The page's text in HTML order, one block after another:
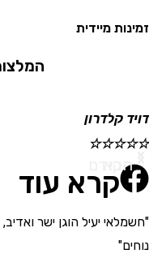
מיידית
המלצות
☆
☆
קרא עוד
יעיל הוגן ישר ואדיב,